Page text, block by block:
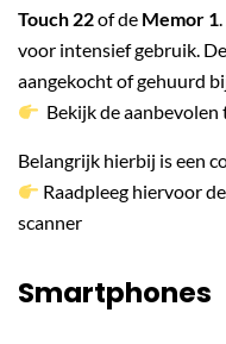
Touch 22of de Memor 1
voor intensief gebruik.
aangekocht of gehuurd
Bekijk de
Belangrijk hierbij is een
Raadpleeg hiervoor de
scanner
Smartphones